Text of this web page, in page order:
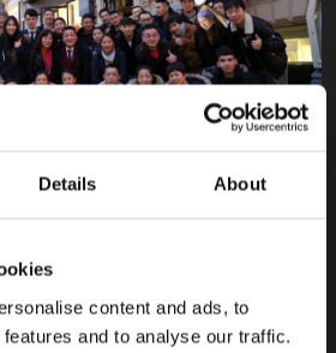
Details About
content and ads, to
and to analyse our traffic.
度最佳员工，年度卓越奖等重大奖
性，更鼓励大家在新的一年中都能